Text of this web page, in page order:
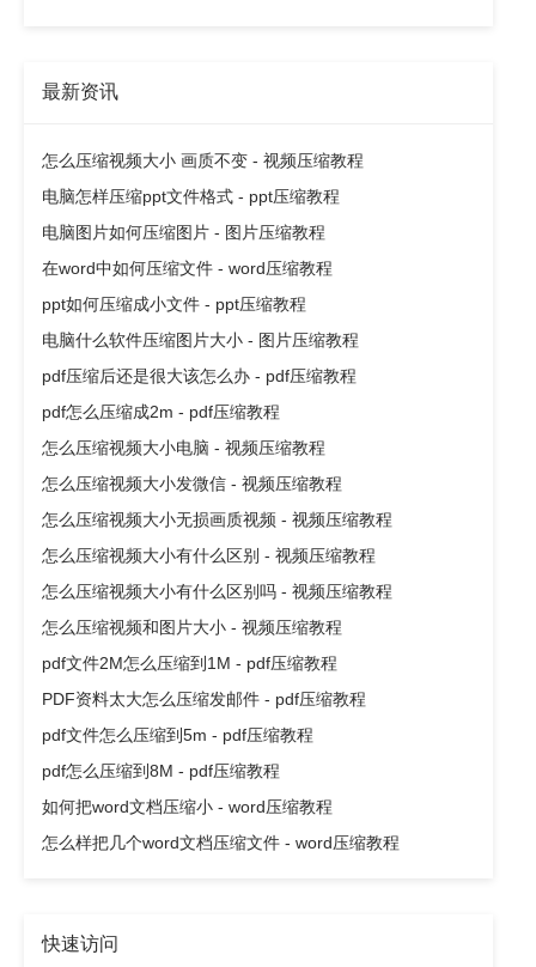
最新资讯
怎么压缩视频大小 画质不变 - 视频压缩教程
电脑怎样压缩ppt文件格式 - ppt压缩教程
电脑图片如何压缩图片 - 图片压缩教程
在word中如何压缩文件 - word压缩教程
ppt如何压缩成小文件 - ppt压缩教程
电脑什么软件压缩图片大小 - 图片压缩教程
pdf压缩后还是很大该怎么办 - pdf压缩教程
pdf怎么压缩成2m - pdf压缩教程
怎么压缩视频大小电脑 - 视频压缩教程
怎么压缩视频大小发微信 - 视频压缩教程
怎么压缩视频大小无损画质视频 - 视频压缩教程
怎么压缩视频大小有什么区别 - 视频压缩教程
怎么压缩视频大小有什么区别吗 - 视频压缩教程
怎么压缩视频和图片大小 - 视频压缩教程
pdf文件2M怎么压缩到1M - pdf压缩教程
PDF资料太大怎么压缩发邮件 - pdf压缩教程
pdf文件怎么压缩到5m - pdf压缩教程
pdf怎么压缩到8M - pdf压缩教程
如何把word文档压缩小 - word压缩教程
怎么样把几个word文档压缩文件 - word压缩教程
快速访问